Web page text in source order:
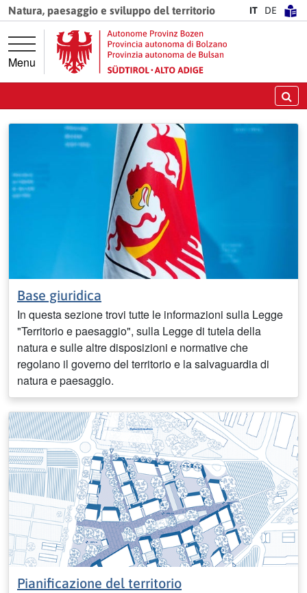
Vai direttamente alla navigazione principale
Vai al contenuto principale
Natura, paesaggio e sviluppo del territorio IT DE
Menu
Base giuridica
In questa sezione trovi tutte le informazioni sulla Legge
"Territorio e paesaggio", sulla Legge di tutela della
natura e sulle altre disposizioni e normative che
regolano il governo del territorio e la salvaguardia di
natura e paesaggio.
Pianificazione del territorio